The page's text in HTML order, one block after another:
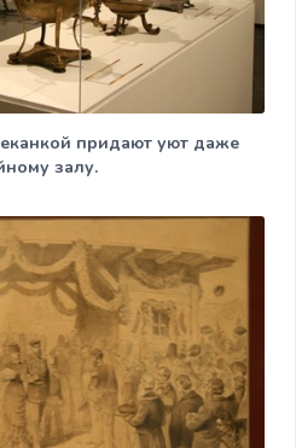
придают уют даже
залу.